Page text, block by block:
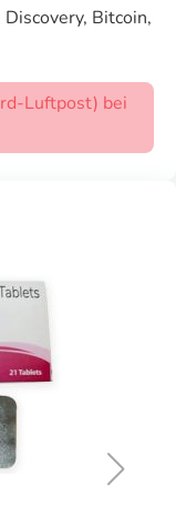
Bitcoin,
Luftpost) bei